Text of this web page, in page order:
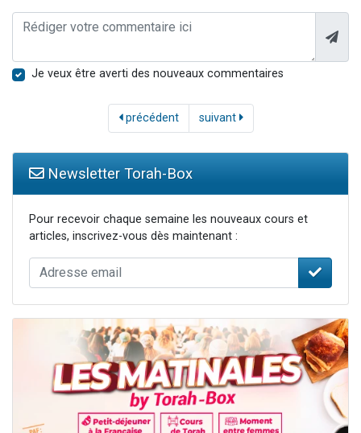
Je veux être averti des nouveaux commentaires
précédent suivant
Newsletter Torah-Box
Pour recevoir chaque semaine les nouveaux cours et
articles, inscrivez-vous dès maintenant :